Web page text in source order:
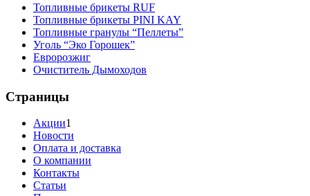
Топливные брикеты RUF
Топливные брикеты PINI KAY
Топливные гранулы “Пеллеты”
Уголь “Эко Горошек”
Евророзжиг
Очиститель Дымоходов
Страницы
Акции1
Новости
Оплата и доставка
О компании
Контакты
Статьи